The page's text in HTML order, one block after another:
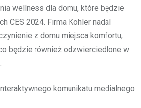
wellness dla domu, które będzie
CES 2024. Firma Kohler nadal
z domu miejsca komfortu,
będzie również odzwierciedlone w
komunikatu medialnego